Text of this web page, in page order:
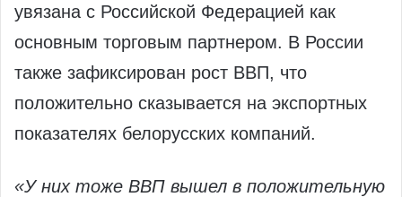
увязана с Российской Федерацией как
основным торговым партнером. В России
также зафиксирован рост ВВП, что
положительно сказывается на экспортных
показателях белорусских компаний.
«У них тоже ВВП вышел в положительную